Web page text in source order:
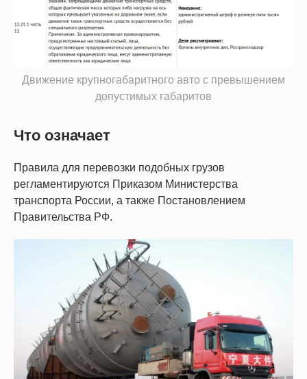
Движение крупногабаритного авто с превышением
допустимых габаритов
Что означает
Правила для перевозки подобных грузов
регламентируются Приказом Министерства
транспорта России, а также Постановлением
Правительства РФ.